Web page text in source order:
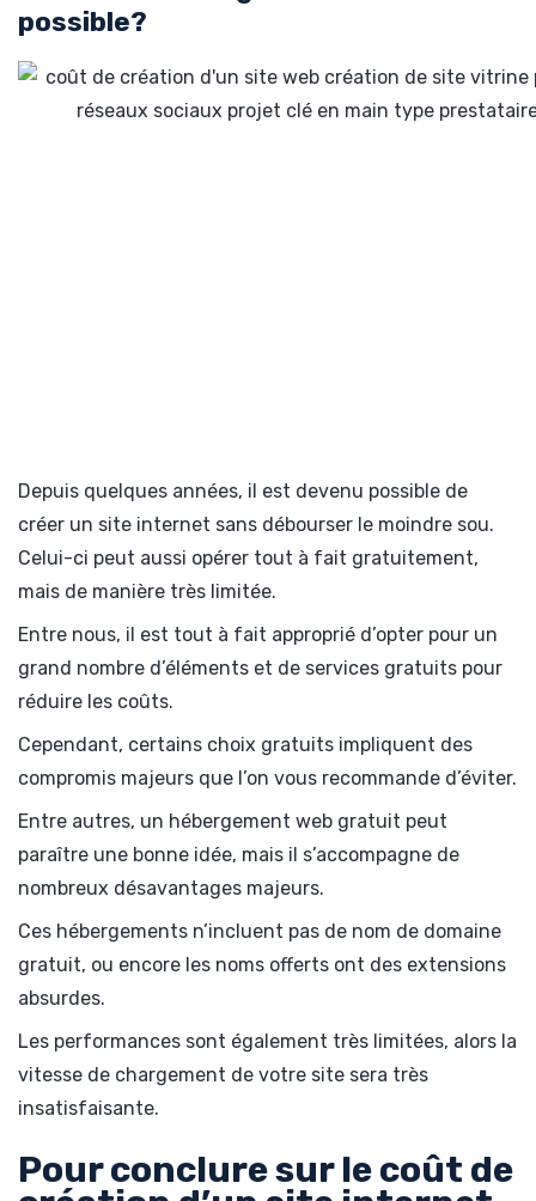
possible?
Depuis quelques années, il est devenu possible de
créer un site internet sans débourser le moindre sou.
Celui-ci peut aussi opérer tout à fait gratuitement,
mais de manière très limitée.
Entre nous, il est tout à fait approprié d’opter pour un
grand nombre d’éléments et de services gratuits pour
réduire les coûts.
Cependant, certains choix gratuits impliquent des
compromis majeurs que l’on vous recommande d’éviter.
Entre autres, un hébergement web gratuit peut
paraître une bonne idée, mais il s’accompagne de
nombreux désavantages majeurs.
Ces hébergements n’incluent pas de nom de domaine
gratuit, ou encore les noms offerts ont des extensions
absurdes.
Les performances sont également très limitées, alors la
vitesse de chargement de votre site sera très
insatisfaisante.
Pour conclure sur le coût de